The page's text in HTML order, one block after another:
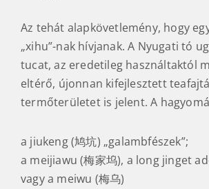
Az tehát alapkövetlemény, hogy
„xihu”-nak hívjanak. A Nyugati tó
tucat, az eredetileg használtaktól
eltérő, újonnan kifejlesztett
termőterületet is jelent. A
a jiukeng (鸠坑) „galambfészek”;
a meijiawu (梅家坞), a long jinget
vagy a meiwu (梅乌)